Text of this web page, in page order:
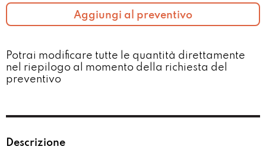
Aggiungi al preventivo
Potrai modificare tutte le quantità direttamente
nel riepilogo al momento della richiesta del
preventivo​
Descrizione